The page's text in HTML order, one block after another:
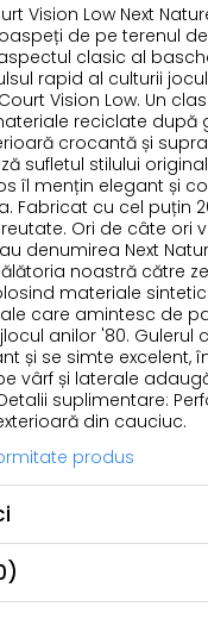
Vision Low Next
de pe terenul
clasic al
rapid al culturii
Vision Low. Un
reciclate după
crocantă și
sufletul stilului
îl mențin elegant și
Fabricat cu cel puțin
Ori de câte ori
denumirea Next
noastră către
materiale
care amintesc de
anilor '80. Gulerul
și se simte excelent,
vârf și laterale
suplimentare:
din cauciuc.
produs